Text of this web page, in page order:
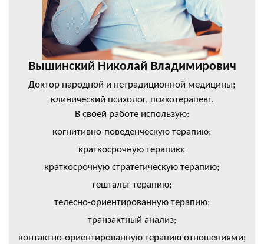
Вышинский Николай Владимирович
Доктор народной и нетрадиционной медицины;
клинический психолог, психотерапевт.
В своей работе использую:
когнитивно-поведенческую терапию;
краткосрочную терапию;
краткосрочную стратегическую терапию;
гештальт терапию;
телесно-ориентированную терапию;
транзактный анализ;
контактно-ориентированную терапию отношениями;